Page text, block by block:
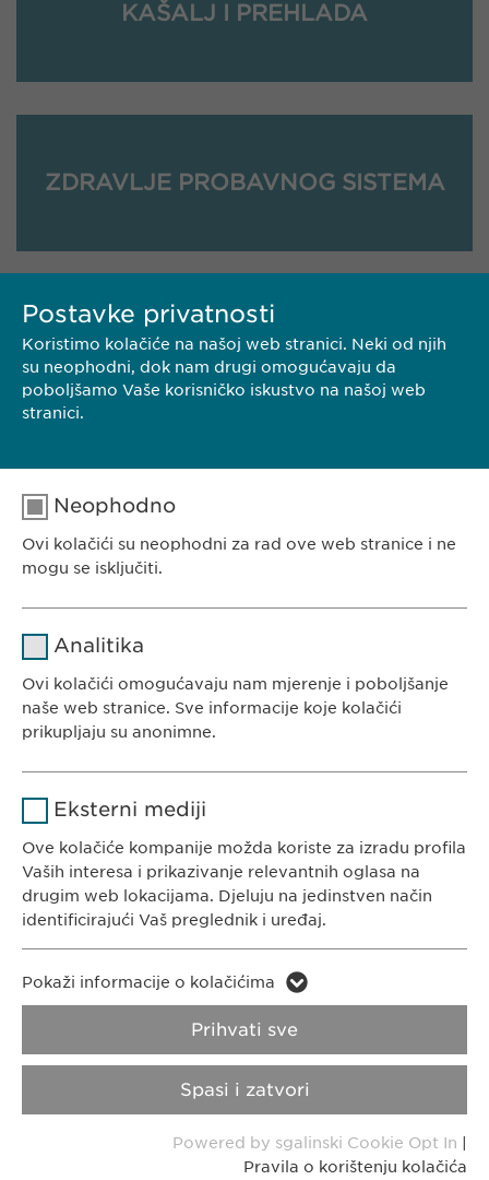
KAŠALJ I PREHLADA
ZDRAVLJE PROBAVNOG SISTEMA
NJEGA KOSE I KOŽE
EWOPHARMA BOSNA I HERCEGOVINA
Bosna i Hercegovina
Tel. +387 33 592 140
E-Mail:info@ewopharma.ba
Pravila o korištenju
Impresum VPOIS
Sva prava pridržana. © Ewopharma AG
Postavke privatnosti
Koristimo kolačiće na našoj web stranici. Neki od njih
su neophodni, dok nam drugi omogućavaju da
poboljšamo Vaše korisničko iskustvo na našoj web
stranici.
Neophodno
Ovi kolačići su neophodni za rad ove web stranice i ne
mogu se isključiti.
sgalinski
Trajanje
Svrha
saglasnosti kolačića.
Analitika
Ovi kolačići omogućavaju nam mjerenje i poboljšanje
naše web stranice. Sve informacije koje kolačići
prikupljaju su anonimne.
Google
Trajanje 1 day
Vimeo
2 years
Eksterni mediji
Ove kolačiće kompanije možda koriste za izradu profila
Vaših interesa i prikazivanje relevantnih oglasa na
drugim web lokacijama. Djeluju na jedinstven način
identificirajući Vaš preglednik i uređaj.
Naziv LinkedIn
LinkedIn
2 godine
Praćenje upotrebe ugrađenih usluga.
Pokaži informacije o kolačićima
Spasi i zatvori
Prihvati sve
Powered by sgalinski Cookie Opt In
Pravila o korištenju kolačića